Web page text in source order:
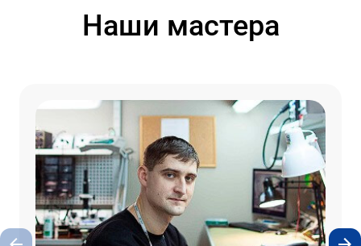
Наши мастера